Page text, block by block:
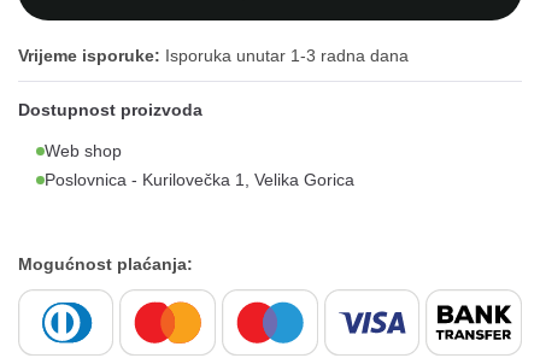
Vrijeme isporuke: Isporuka unutar 1-3 radna dana
Dostupnost proizvoda
Web shop
Poslovnica - Kurilovečka 1, Velika Gorica
Mogućnost plaćanja: